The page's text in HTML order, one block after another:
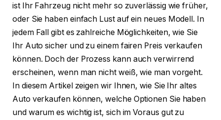
ist Ihr Fahrzeug nicht mehr so zuverlässig wie früher,
oder Sie haben einfach Lust auf ein neues Modell. In
jedem Fall gibt es zahlreiche Möglichkeiten, wie Sie
Ihr Auto sicher und zu einem fairen Preis verkaufen
können. Doch der Prozess kann auch verwirrend
erscheinen, wenn man nicht weiß, wie man vorgeht.
In diesem Artikel zeigen wir Ihnen, wie Sie Ihr altes
Auto verkaufen können, welche Optionen Sie haben
und warum es wichtig ist, sich im Voraus gut zu